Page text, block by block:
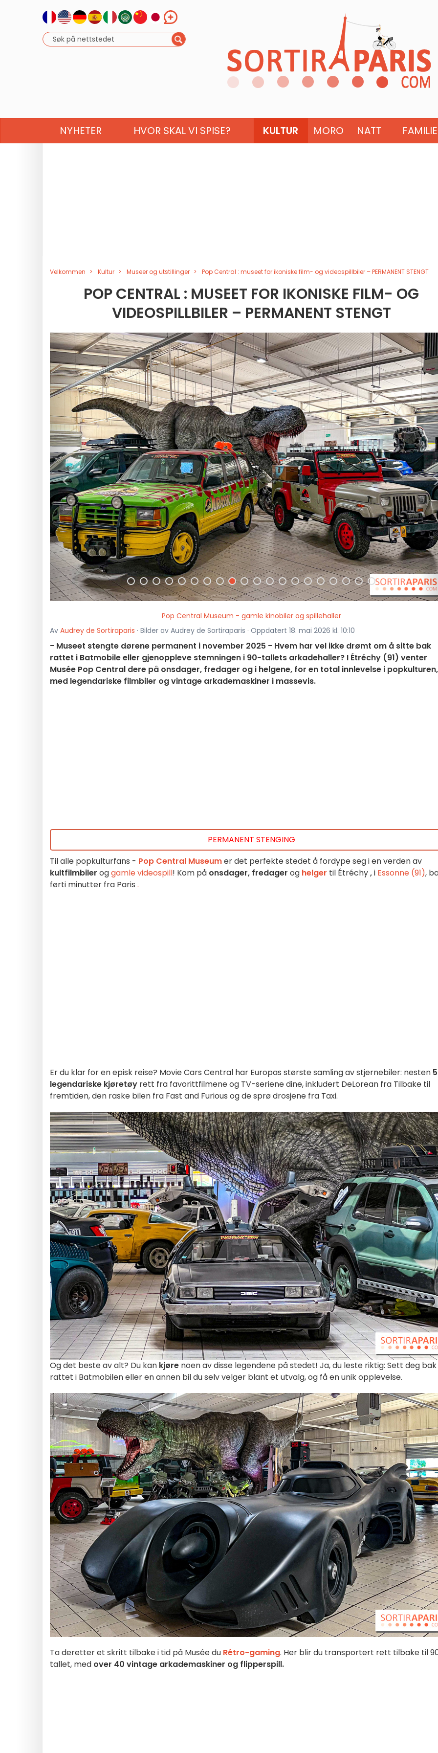
NYHETER HVOR SKAL VI SPISE? KULTUR MORO NATT FAMILIE
Velkommen Kultur Museer og utstillinger Pop Central : museet for ikoniske film- og videospillbiler – PERMANENT STENGT
POP CENTRAL : MUSEET FOR IKONISKE FILM- OG
VIDEOSPILLBILER – PERMANENT STENGT
<
Pop Central Museum - gamle kinobiler og spillehaller
Av Audrey de Sortiraparis · Bilder av Audrey de Sortiraparis · Oppdatert 18. mai 2026 kl. 10:10
- Museet stengte dørene permanent i november 2025 - Hvem har vel ikke drømt om å sitte bak
rattet i Batmobile eller gjenoppleve stemningen i 90-tallets arkadehaller? I Étréchy (91) venter
Musée Pop Central dere på onsdager, fredager og i helgene, for en total innlevelse i popkulturen,
med legendariske filmbiler og vintage arkademaskiner i massevis.
PERMANENT STENGING
Til alle popkulturfans - Pop Central Museumer det perfekte stedet å fordype seg i en verden av
kultfilmbiler oggamle videospill! Kom på onsdager, fredager og helger til Étréchy,i Essonne (91),
førti minutter fra Paris .
Er du klar for en episk reise? Movie Cars Central har Europas største samling av stjernebiler: nesten
legendariske kjøretøy rett fra favorittfilmene og TV-seriene dine, inkludert DeLorean fra Tilbake til
fremtiden, den raske bilen fra Fast and Furious og de sprø drosjene fra Taxi.
Og det beste av alt? Du kan kjøre noen av disse legendene på stedet! Ja, du leste riktig: Sett deg bak
rattet i Batmobilen eller en annen bil du selv velger blant et utvalg, og få en unik opplevelse.
Ta deretter et skritt tilbake i tid på Musée du Rétro-gaming. Her blir du transportert rett tilbake til
tallet, med over 40 vintage arkademaskiner og flipperspill.